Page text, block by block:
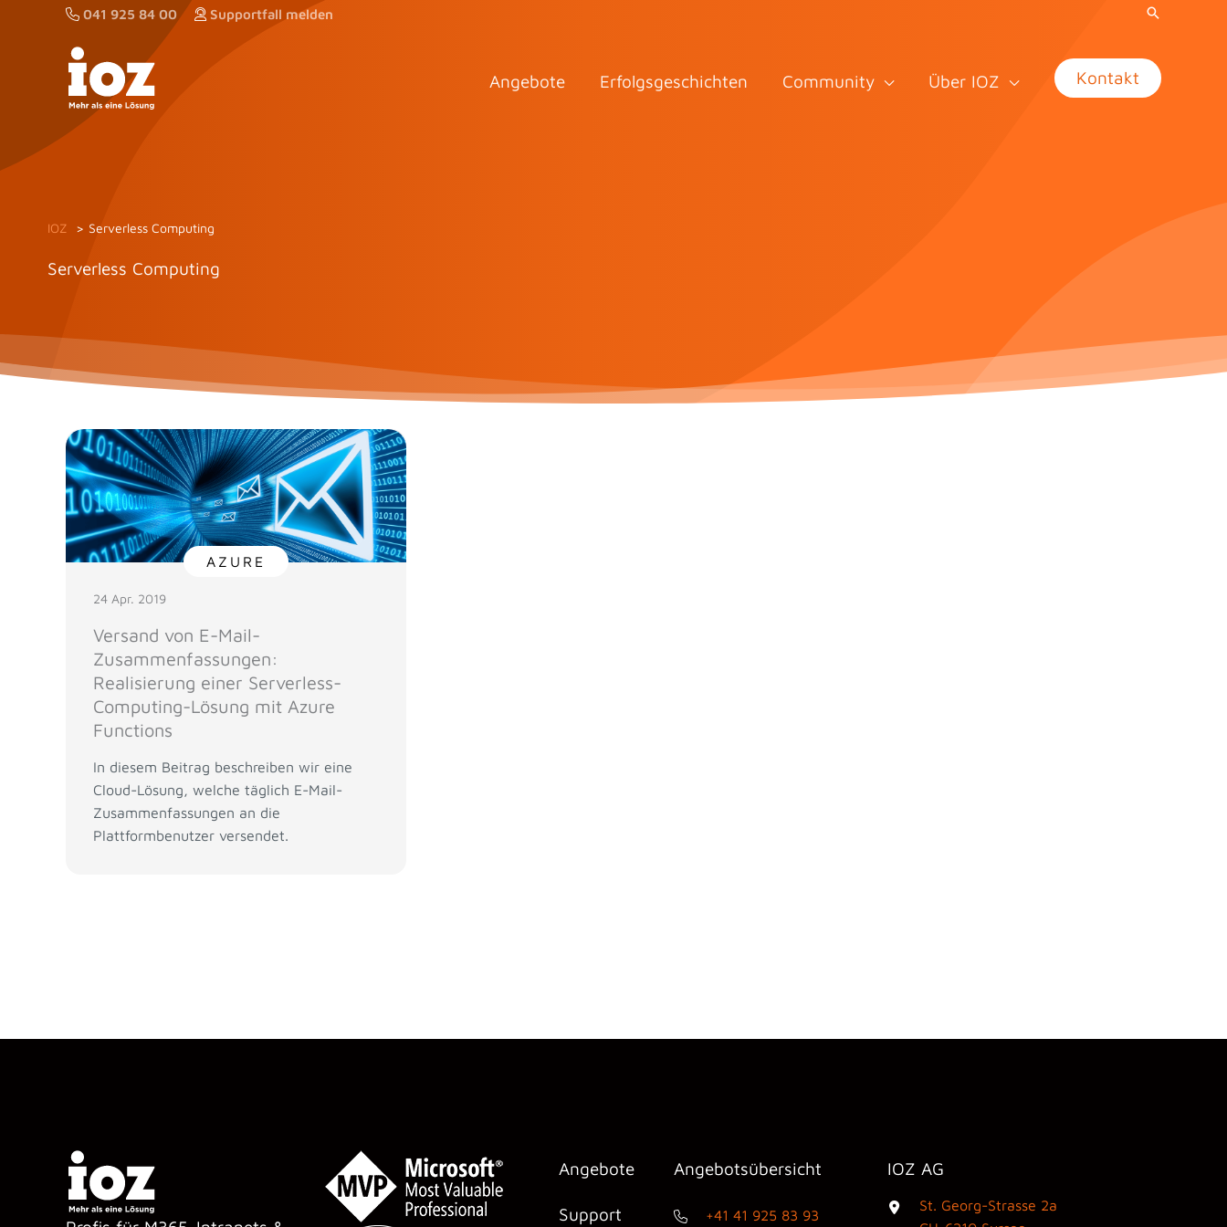
041 925 84 00 Supportfall melden
Angebote Erfolgsgeschichten Community Über IOZ Kontakt
IOZ Serverless Computing
Serverless Computing
AZURE
24 Apr. 2019
Versand von E-Mail-
Zusammenfassungen:
Realisierung einer Serverless-
Computing-Lösung mit Azure
Functions
In diesem Beitrag beschreiben wir eine
Cloud-Lösung, welche täglich E-Mail-
Zusammenfassungen an die
Plattformbenutzer versendet.
Angebote Angebotsübersicht
Support +41 41 925 83 93
IOZ AG
St. Georg-Strasse 2a